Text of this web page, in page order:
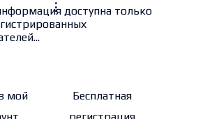
⋮доступна только
мой
Бесплатная